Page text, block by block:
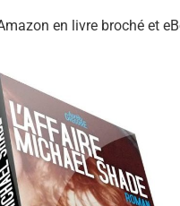
en livre broché et